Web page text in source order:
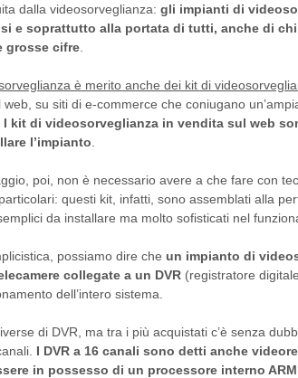
dalla videosorveglianza: gli impianti di
e soprattutto alla portata di tutti, anche di
grosse cifre
è merito anche dei kit di
su siti di e-commerce che coniugano
I kit di videosorveglianza in vendita sul web
l’impianto
poi, non è necessario avere a che fare con
questi kit, infatti, sono assemblati alla
da installare ma molto sofisticati nel
possiamo dire che un impianto di
collegate a un DVR (registratore
dell’intero sistema.
di DVR, ma tra i più acquistati c’è senza
I DVR a 16 canali sono detti anche
in possesso di un processore interno